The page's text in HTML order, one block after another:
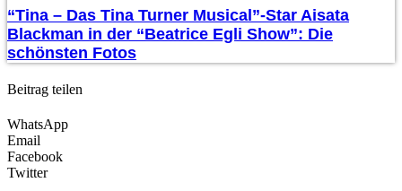
“Tina – Das Tina Turner Musical”-Star Aisata
Blackman in der “Beatrice Egli Show”: Die
schönsten Fotos
Beitrag teilen
WhatsApp
Email
Facebook
Twitter